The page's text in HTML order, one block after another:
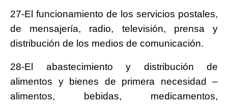
27-El funcionamiento de los servicios postales,
de mensajería, radio, televisión, prensa y
distribución de los medios de comunicación.
28-El abastecimiento y distribución de
alimentos y bienes de primera necesidad –
alimentos, bebidas, medicamentos,